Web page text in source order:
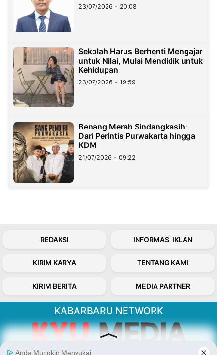
23/07/2026 - 20:08
Sekolah Harus Berhenti Mengajar
untuk Nilai, Mulai Mendidik untuk
Kehidupan
23/07/2026 - 19:59
Benang Merah Sindangkasih:
Dari Perintis Purwakarta hingga
KDM
21/07/2026 - 09:22
REDAKSI INFORMASI IKLAN
KIRIM KARYA TENTANG KAMI
KIRIM BERITA MEDIA PARTNER
KABARBARU NETWORK